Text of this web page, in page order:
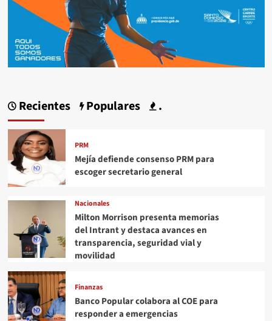
Recientes Populares .
PRM
Mejía defiende consenso PRM para
escoger secretario general
Nacionales
Milton Morrison presenta memorias
del Intrant y destaca avances en
transparencia, seguridad vial y
movilidad
Finanzas
Banco Popular colabora al COE para
responder a emergencias